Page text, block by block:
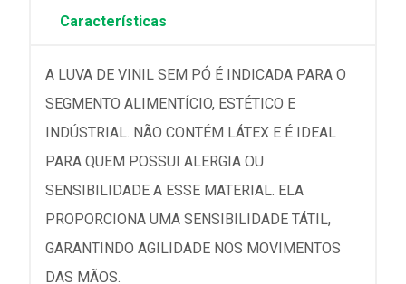
Características
A LUVA DE VINIL SEM PÓ É INDICADA PARA O
SEGMENTO ALIMENTÍCIO, ESTÉTICO E
INDÚSTRIAL. NÃO CONTÉM LÁTEX E É IDEAL
PARA QUEM POSSUI ALERGIA OU
SENSIBILIDADE A ESSE MATERIAL. ELA
PROPORCIONA UMA SENSIBILIDADE TÁTIL,
GARANTINDO AGILIDADE NOS MOVIMENTOS
DAS MÃOS.